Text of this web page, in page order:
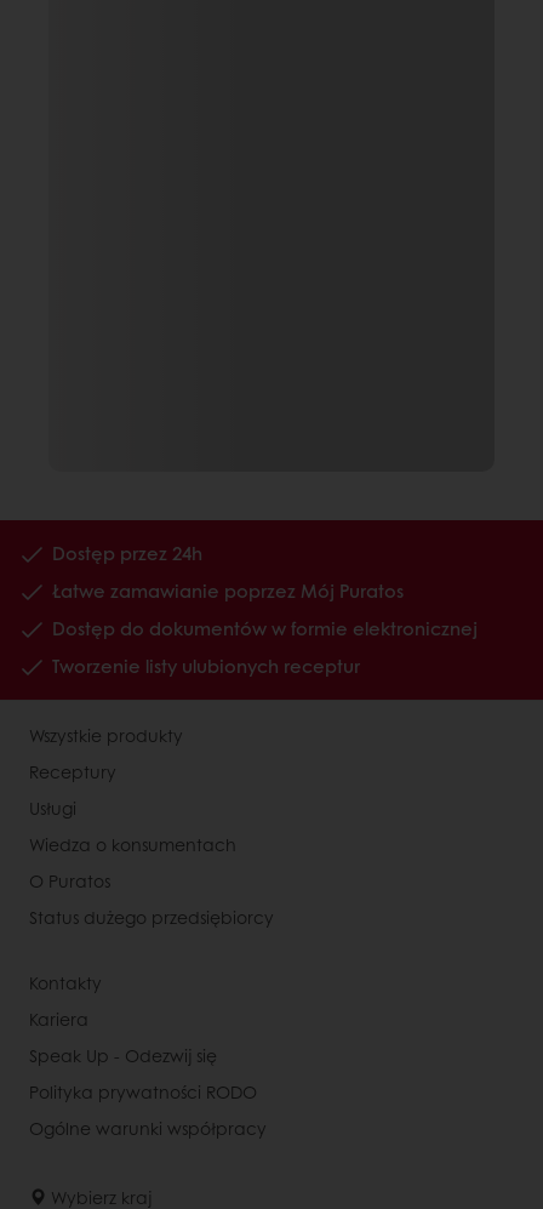
Dostęp przez 24h
Łatwe zamawianie poprzez Mój Puratos
Dostęp do dokumentów w formie elektronicznej
Tworzenie listy ulubionych receptur
Wszystkie produkty
Receptury
Usługi
Wiedza o konsumentach
O Puratos
Status dużego przedsiębiorcy
Kontakty
Kariera
Speak Up - Odezwij się
Polityka prywatności RODO
Ogólne warunki współpracy
Wybierz kraj